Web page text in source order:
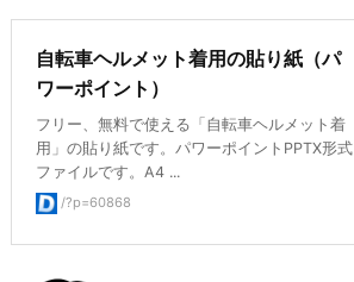
自転車ヘルメット着用の貼り紙（パ
ワーポイント）
フリー、無料で使える「自転車ヘルメット着
用」の貼り紙です。パワーポイントPPTX形式
ファイルです。A4 ...
/?p=60868